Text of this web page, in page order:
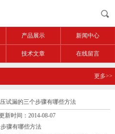
产品展示 新闻中心
技术文章 在线留言
更多>>
试漏的三个步骤有哪些方法
新时间：2014-08-07
骤有哪些方法